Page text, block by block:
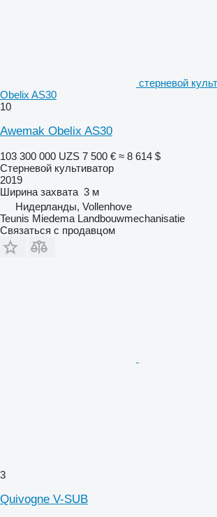
стерневой
Obelix AS30
10
Awemak Obelix AS30
103 300 000 UZS 7 500 € ≈ 8 614 $
Стерневой культиватор
2019
Ширина захвата 3 м
Нидерланды, Vollenhove
Teunis Miedema Landbouwmechanisatie
Связаться с продавцом
3
Quivogne V-SUB